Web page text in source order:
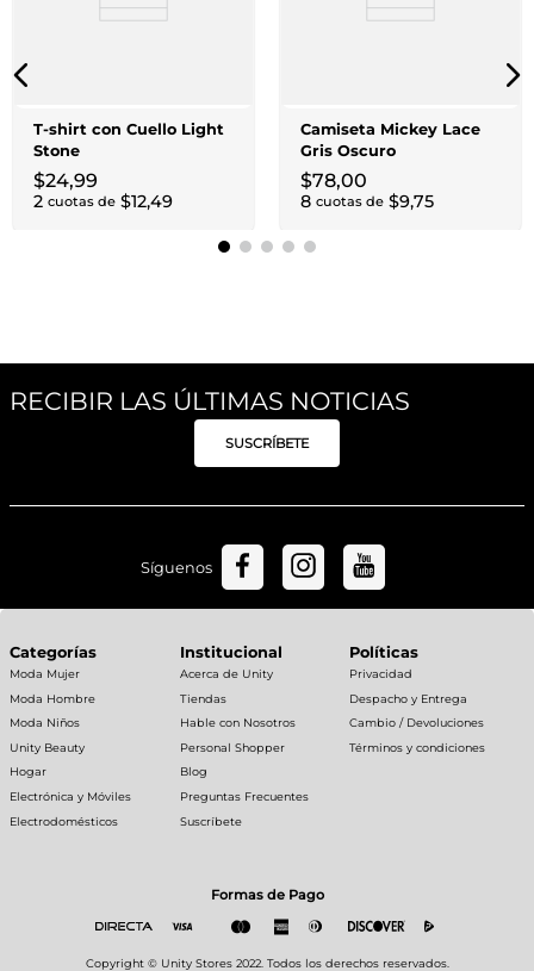
T-shirt con Cuello Light
Stone
$24,99
2 cuotas de $12,49
Camiseta Mickey Lace
Gris Oscuro
$78,00
8 cuotas de $9,75
RECIBIR LAS ÚLTIMAS NOTICIAS
SUSCRÍBETE
Síguenos
Categorías
Moda Mujer
Moda Hombre
Moda Niños
Unity Beauty
Hogar
Electrónica y Móviles
Electrodomésticos
Institucional
Acerca de Unity
Tiendas
Hable con Nosotros
Personal Shopper
Blog
Preguntas Frecuentes
Suscríbete
Políticas
Privacidad
Despacho y Entrega
Cambio / Devoluciones
Términos y condiciones
Formas de Pago
Copyright © Unity Stores 2022. Todos los derechos reservados.